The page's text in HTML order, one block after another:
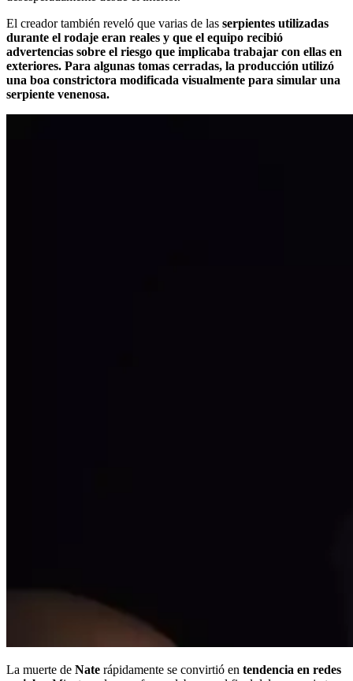
El creador también reveló que varias de las serpientes utilizadas
durante el rodaje eran reales y que el equipo recibió
advertencias sobre el riesgo que implicaba trabajar con ellas en
exteriores. Para algunas tomas cerradas, la producción utilizó
una boa constrictora modificada visualmente para simular una
serpiente venenosa.
La muerte de Nate rápidamente se convirtió en tendencia en redes